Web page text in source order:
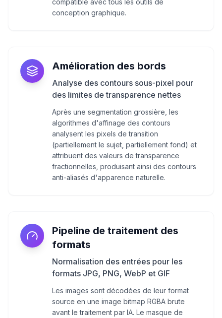
compatible avec tous les outils de
conception graphique.
Amélioration des bords
Analyse des contours sous-pixel pour
des limites de transparence nettes
Après une segmentation grossière, les
algorithmes d'affinage des contours
analysent les pixels de transition
(partiellement le sujet, partiellement fond) et
attribuent des valeurs de transparence
fractionnelles, produisant ainsi des contours
anti-aliasés d'apparence naturelle.
Pipeline de traitement des
formats
Normalisation des entrées pour les
formats JPG, PNG, WebP et GIF
Les images sont décodées de leur format
source en une image bitmap RGBA brute
avant le traitement par IA. Le masque de